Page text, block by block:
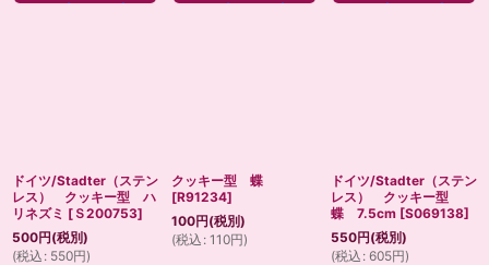
ドイツ/Stadter（ステン
レス） クッキー型 ハ
リネズミ [ Ｓ200753]
500円(税別)
(税込 : 550円)
クッキー型 蝶
[R91234]
100円(税別)
(税込 : 110円)
ドイツ/Stadter（ステン
レス） クッキー型
蝶 7.5cm [S069138]
550円(税別)
(税込 : 605円)